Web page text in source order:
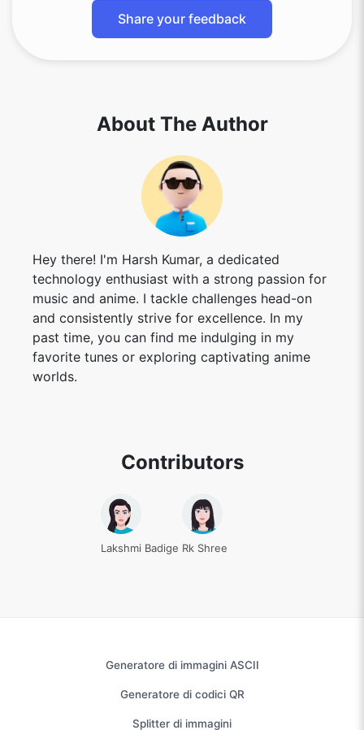
Share your feedback
About The Author
Hey there! I'm Harsh Kumar, a dedicated
technology enthusiast with a strong passion for
music and anime. I tackle challenges head-on
and consistently strive for excellence. In my
past time, you can find me indulging in my
favorite tunes or exploring captivating anime
worlds.
Contributors
Lakshmi Badige Rk Shree
Generatore di immagini ASCII
Generatore di codici QR
Splitter di immagini